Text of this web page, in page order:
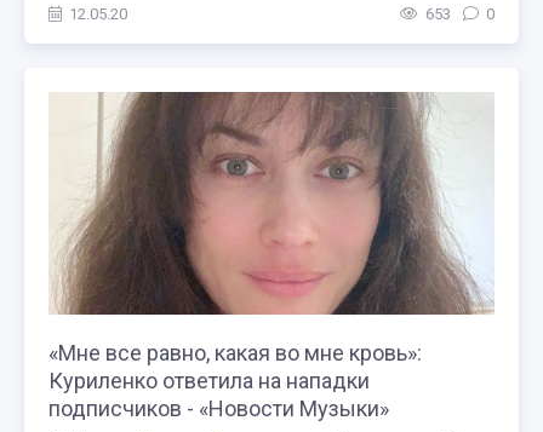
12.05.20 653 0
«Мне все равно, какая во мне кровь»:
Куриленко ответила на нападки
подписчиков - «Новости Музыки»